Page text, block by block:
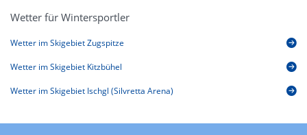
Wetter für Wintersportler
Wetter im Skigebiet Zugspitze
Wetter im Skigebiet Kitzbühel
Wetter im Skigebiet Ischgl (Silvretta Arena)